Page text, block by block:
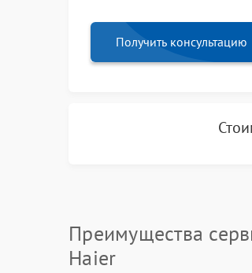
Получить консультацию
Преимущества
Haier